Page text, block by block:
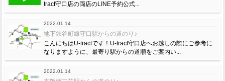
tract守口店の両店のLINE予約公式...
2022.01.14
地下鉄谷町線守口駅からの道のり♪
こんにちはU-tractです！U-tract守口店へお越しの際にご参考に
なりますように、最寄り駅からの道順をご案内い...
2022.01.14